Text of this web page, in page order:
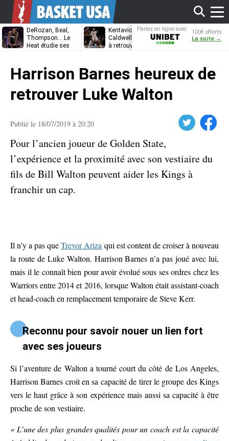
DeRozan, Beal,
Thompson… Le
Heat étudie ses
Kentavious
Caldwell-Pope prêt
à retrouver LeBron
Jonathan
Kuminga, le
Pariez en ligne avec
Unibet
100€ offerts
La suite →
Harrison Barnes heureux de
retrouver Luke Walton
Publié le 18/07/2019 à 20:20 Facebook
Pour l’ancien joueur de Golden State,
l’expérience et la proximité avec son vestiaire du
fils de Bill Walton peuvent aider les Kings à
franchir un cap.
Il n’y a pas queTrevor Ariza qui est content de croiser à nouveau
la route de Luke Walton. Harrison Barnes n’a pas joué avec lui,
mais il le connaît bien pour avoir évolué sous ses ordres chez les
Warriors entre 2014 et 2016, lorsque Walton était assistant-coach
et head-coach en remplacement temporaire de Steve Kerr.
Reconnu pour savoir nouer un lien fort
avec ses joueurs
Si l’aventure de Walton a tourné court du côté de Los Angeles,
Harrison Barnes croit en sa capacité de tirer le groupe des Kings
vers le haut grâce à son expérience mais aussi sa capacité à être
proche de son vestiaire.
« L’une des plus grandes qualités pour un coach est la capacité